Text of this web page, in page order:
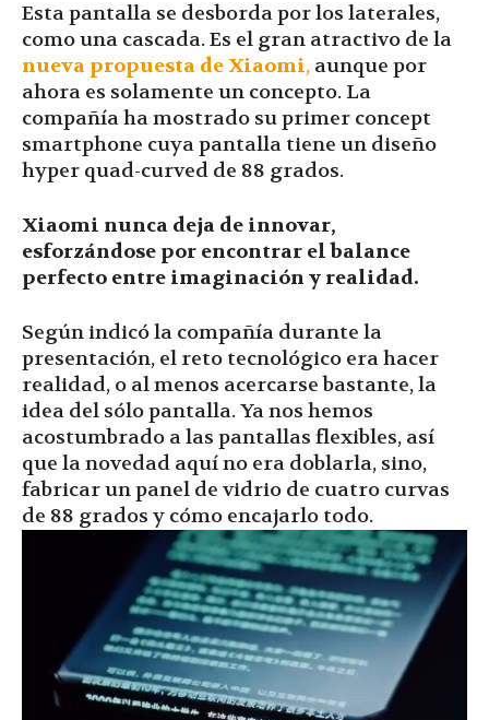
Esta pantalla se desborda por los laterales,
como una cascada. Es el gran atractivo de la
nueva propuesta de Xiaomi, aunque por
ahora es solamente un concepto. La
compañía ha mostrado su primer concept
smartphone cuya pantalla tiene un diseño
hyper quad-curved de 88 grados.
Xiaomi nunca deja de innovar,
esforzándose por encontrar el balance
perfecto entre imaginación y realidad.
Según indicó la compañía durante la
presentación, el reto tecnológico era hacer
realidad, o al menos acercarse bastante, la
idea del sólo pantalla. Ya nos hemos
acostumbrado a las pantallas flexibles, así
que la novedad aquí no era doblarla, sino,
fabricar un panel de vidrio de cuatro curvas
de 88 grados y cómo encajarlo todo.